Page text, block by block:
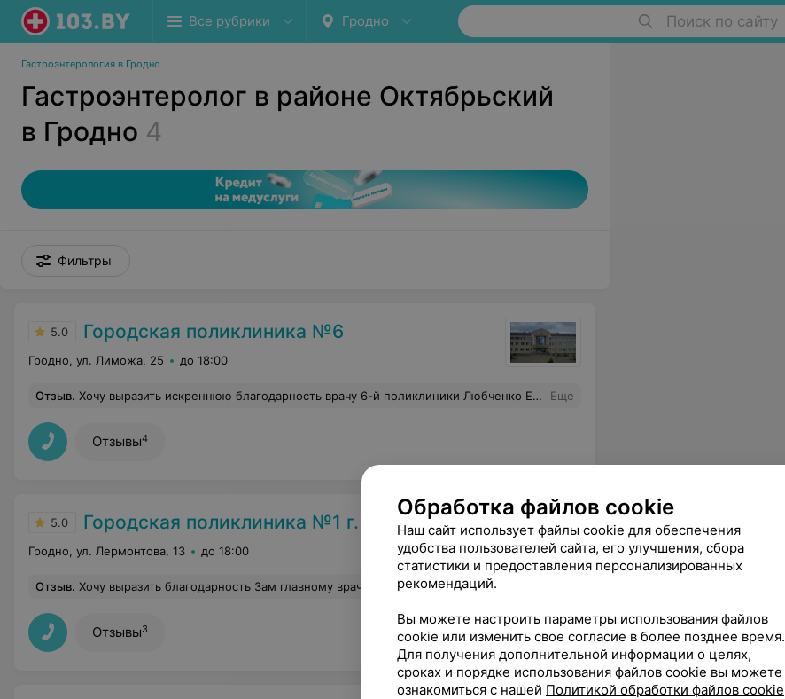
Все рубрики Гродно Поиск по сайту
Гастроэнтерология в Гродно
Гастроэнтеролог в районе Октябрьский
в Гродно 4
Фильтры
5.0 Городская поликлиника №6
Гродно, ул. Лиможа, 25 до 18:00
Отзыв. Хочу выразить искреннюю благодарность врачу 6-й поликлиники Любченко Екатерине Владиславовне за её высокий профессионализм и внимательное отношение к пациентам. ​На приёме Екатерина Владиславовна проявила себя как очень грамотный, чуткий и думающий специалист. Она не просто выслушала жалобы, а досконально вникла в суть проблемы, назначила все необходимые обследования и подробно, доступным языком объяснила схему лечения. Никаких лишних назначений — всё чётко, аргументированно и по делу. ​Отдельно хочется отметить её человеческие качества. Внимательность, терпение, умение успокоить и поддержать пациента в нужный момент — это то, чего сегодня часто не хватает в медицине. На приём к этому доктору идёшь с полным доверием. ​Огромное спасибо Екатерине Владиславовне за её нелёгкий труд и искреннюю заботу о здоровье людей! Побольше бы таких замечательных специалистов. Еще
Отзывы4
5.0 Городская поликлиника №1 г. Гродно
Гродно, ул. Лермонтова, 13 до 18:00
Отзыв. Хочу выразить благодарность Зам главному врачу Татьяне Петровне за чуткое и внимательное отношение к престарелым инвалидам и их социальную защиту.
Отзывы3
Обработка файлов cookie
Наш сайт использует файлы cookie для обеспечения
удобства пользователей сайта, его улучшения, сбора
статистики и предоставления персонализированных
рекомендаций.
Вы можете настроить параметры использования файлов
cookie или изменить свое согласие в более позднее время.
Для получения дополнительной информации о целях,
сроках и порядке использования файлов cookie вы можете
ознакомиться с нашей Политикой обработки файлов cookie